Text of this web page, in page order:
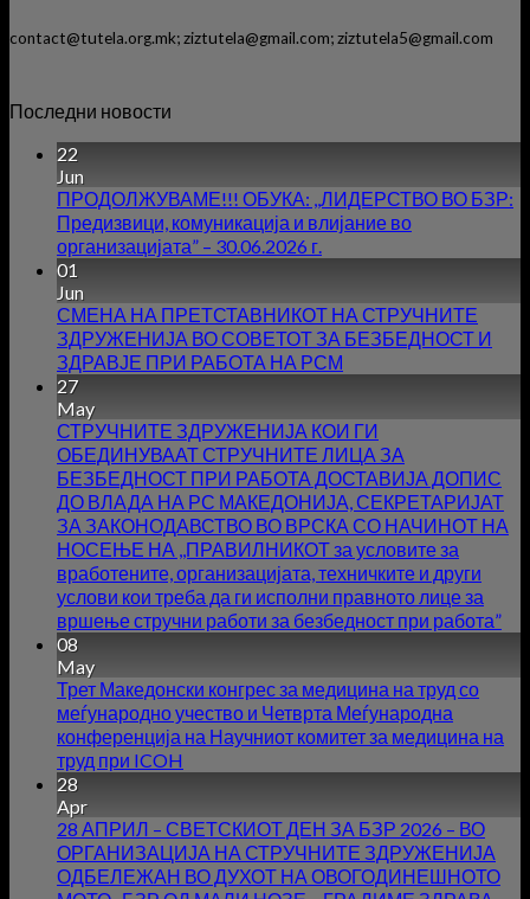
contact@tutela.org.mk; ziztutela@gmail.com; ziztutela5@gmail.com
Последни новости
22
Jun
ПРОДОЛЖУВАМЕ!!! ОБУКА: ,,ЛИДЕРСТВО ВО БЗР:
Предизвици, комуникација и влијание во
организацијата” – 30.06.2026 г.
01
Jun
СМЕНА НА ПРЕТСТАВНИКОТ НА СТРУЧНИТЕ
ЗДРУЖЕНИЈА ВО СОВЕТОТ ЗА БЕЗБЕДНОСТ И
ЗДРАВЈЕ ПРИ РАБОТА НА РСМ
27
May
СТРУЧНИТЕ ЗДРУЖЕНИЈА КОИ ГИ
ОБЕДИНУВААТ СТРУЧНИТЕ ЛИЦА ЗА
БЕЗБЕДНОСТ ПРИ РАБОТА ДОСТАВИЈА ДОПИС
ДО ВЛАДА НА РС МАКЕДОНИЈА, СЕКРЕТАРИЈАТ
ЗА ЗАКОНОДАВСТВО ВО ВРСКА СО НАЧИНОТ НА
НОСЕЊЕ НА ,,ПРАВИЛНИКОТ за условите за
вработените, организацијата, техничките и други
услови кои треба да ги исполни правното лице за
вршење стручни работи за безбедност при работа”
08
May
Трет Македонски конгрес за медицина на труд со
меѓународно учество и Четврта Меѓународна
конференција на Научниот комитет за медицина на
труд при ICOH
28
Apr
28 АПРИЛ – СВЕТСКИОТ ДЕН ЗА БЗР 2026 – ВО
ОРГАНИЗАЦИЈА НА СТРУЧНИТЕ ЗДРУЖЕНИЈА
ОДБЕЛЕЖАН ВО ДУХОТ НА ОВОГОДИНЕШНОТО